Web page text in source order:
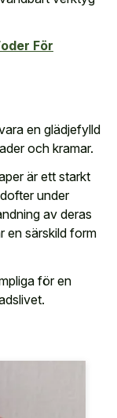
För
en glädjefylld
och kramar.
är ett starkt
under
av deras
en särskild form
för en